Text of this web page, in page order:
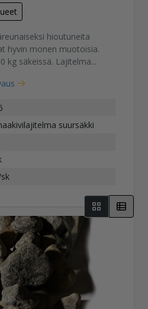
hioutuneita
hyvin monen muotoisia.
kg säkeissä. Lajitelma...
suursäkki